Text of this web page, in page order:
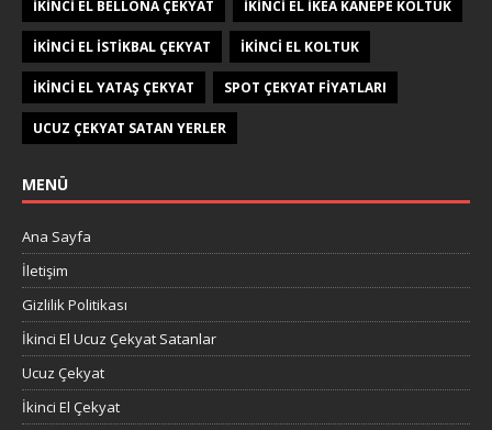
IKINCI EL BELLONA ÇEKYAT IKINCI EL IKEA KANEPE KOLTUK
IKINCI EL ISTIKBAL ÇEKYAT IKINCI EL KOLTUK
IKINCI EL YATAŞ ÇEKYAT SPOT ÇEKYAT FIYATLARI
UCUZ ÇEKYAT SATAN YERLER
MENÜ
Ana Sayfa
İletişim
Gizlilik Politikası
İkinci El Ucuz Çekyat Satanlar
Ucuz Çekyat
İkinci El Çekyat